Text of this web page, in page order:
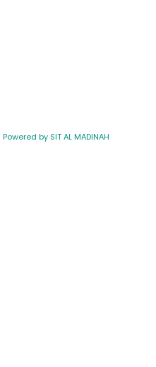
by SIT AL MADINAH